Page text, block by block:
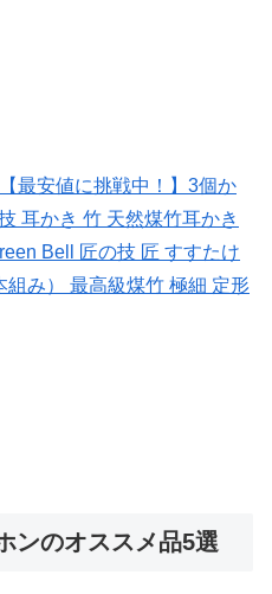
最安値に挑戦中！】3個か
耳かき 竹 天然煤竹耳かき
Bell 匠の技 匠 すすたけ
み） 最高級煤竹 極細 定形
ンのオススメ品5選